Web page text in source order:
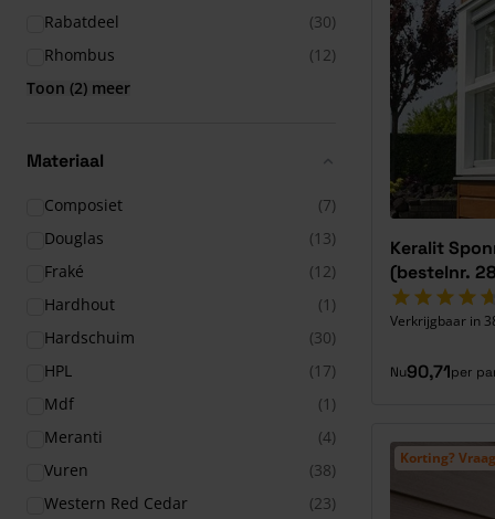
Rabatdeel
(30)
Rhombus
(12)
Toon (2) meer
Materiaal
Composiet
(7)
Douglas
(13)
Fraké
(12)
Hardhout
(1)
Hardschuim
(30)
HPL
(17)
Mdf
(1)
Meranti
(4)
Vuren
(38)
Western Red Cedar
(23)
Keralit
(bestelnr.
Verkrijgbaar in
Nu90,71per
Korting?